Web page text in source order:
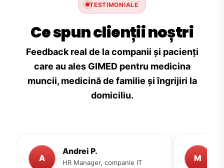
TESTIMONIALE
Ce spun clienții noștri
Feedback real de la companii și pacienți
care au ales GIMED pentru medicina
muncii, medicină de familie și îngrijiri la
domiciliu.
A
Andrei P.
HR Manager, companie IT M